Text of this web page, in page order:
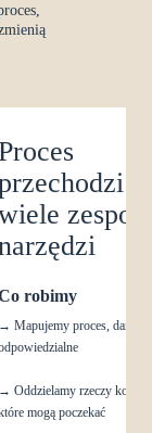
robimy
→ Mapujemy proces, dane,
→ Oddzielamy rzeczy
mogą poczekać